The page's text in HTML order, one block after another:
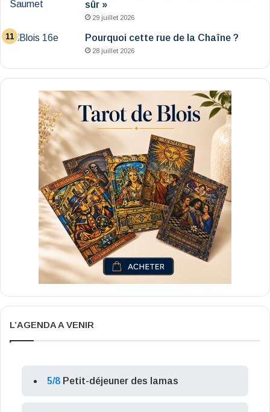
sûr »
29 juillet 2026
Pourquoi cette rue de la Chaîne ?
28 juillet 2026
L’AGENDA A VENIR
5/8 Petit-déjeuner des lamas